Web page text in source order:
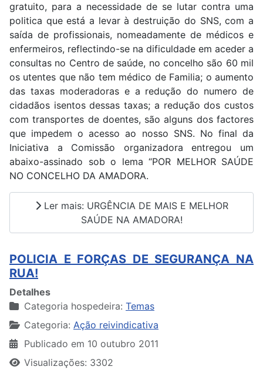
gratuito, para a necessidade de se lutar contra uma
politica que está a levar à destruição do SNS, com a
saída de profissionais, nomeadamente de médicos e
enfermeiros, reflectindo-se na dificuldade em aceder a
consultas no Centro de saúde, no concelho são 60 mil
os utentes que não tem médico de Familia; o aumento
das taxas moderadoras e a redução do numero de
cidadãos isentos dessas taxas; a redução dos custos
com transportes de doentes, são alguns dos factores
que impedem o acesso ao nosso SNS. No final da
Iniciativa a Comissão organizadora entregou um
abaixo-assinado sob o lema “POR MELHOR SAÚDE
NO CONCELHO DA AMADORA.
Ler mais: URGÊNCIA DE MAIS E MELHOR
SAÚDE NA AMADORA!
POLICIA E FORÇAS DE SEGURANÇA NA
RUA!
Detalhes
Categoria hospedeira: Temas
Categoria: Ação reivindicativa
Publicado em 10 outubro 2011
Visualizações: 3302